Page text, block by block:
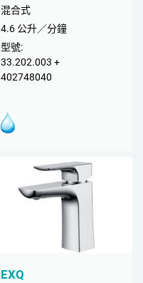
混合式
4.6 公升／分鐘
型號:
33.202.003 +
402748040
EXQ